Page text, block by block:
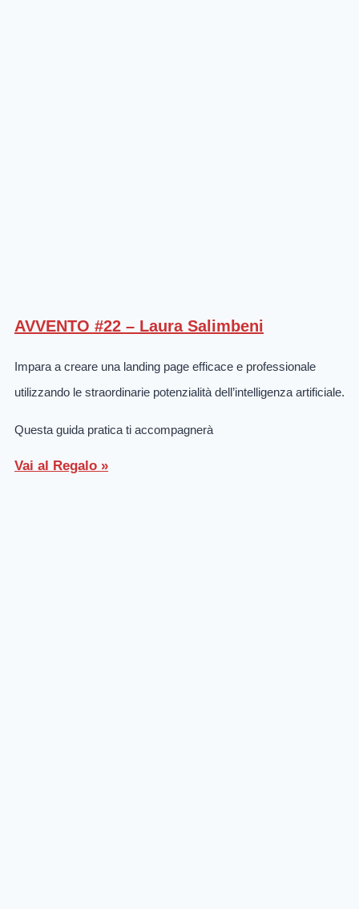
AVVENTO #22 – Laura Salimbeni
Impara a creare una landing page efficace e professionale
utilizzando le straordinarie potenzialità dell’intelligenza artificiale.
Questa guida pratica ti accompagnerà
Vai al Regalo »